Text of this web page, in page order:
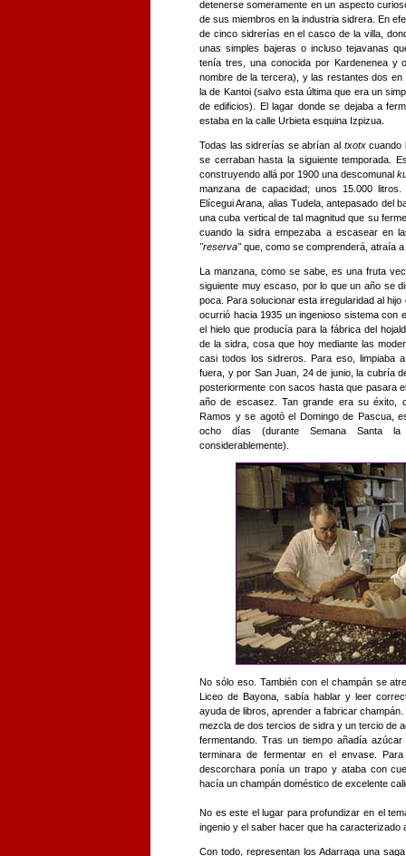
detenerse someramente en un aspecto
de sus miembros en la industria sidrera. En
de cinco sidrerías en el casco de la villa,
unas simples bajeras o incluso tejavanas
tenía tres, una conocida por Kardenenea y
nombre de la tercera), y las restantes dos
la de Kantoi (salvo esta última que era un
de edificios). El lagar donde se dejaba a
estaba en la calle Urbieta esquina Izpizua.
Todas las sidrerías se abrían al txotxcuando
se cerraban hasta la siguiente temporada.
construyendo allá por 1900 una descomunal
manzana de capacidad; unos 15.000
Elícegui Arana, alias Tudela, antepasado del
una cuba vertical de tal magnitud que su
cuando la sidra empezaba a escasear en
"reserva"que, como se comprenderá, atraía a
La manzana, como se sabe, es una fruta
siguiente muy escaso, por lo que un año se
poca. Para solucionar esta irregularidad al
ocurrió hacia 1935 un ingenioso sistema con
el hielo que producía para la fábrica del
de la sidra, cosa que hoy mediante las
casi todos los sidreros. Para eso, limpiaba
fuera, y por San Juan, 24 de junio, la cubría
posteriormente con sacos hasta que pasara
año de escasez. Tan grande era su éxito,
Ramos y se agotó el Domingo de Pascua,
ocho días (durante Semana Santa
considerablemente).
No sólo eso. También con el champán se
Liceo de Bayona, sabía hablar y leer
ayuda de libros, aprender a fabricar
mezcla de dos tercios de sidra y un tercio de
fermentando. Tras un tiempo añadía
terminara de fermentar en el envase.
descorchara ponía un trapo y ataba con
hacía un champán doméstico de excelente
No es este el lugar para profundizar en el
ingenio y el saber hacer que ha caracterizado
Con todo, representan los Adarraga una